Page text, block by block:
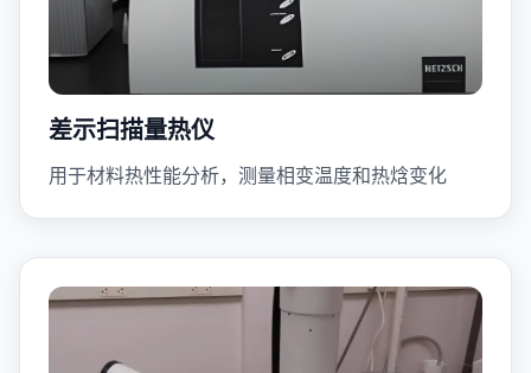
差示扫描量热仪
用于材料热性能分析，测量相变温度和热焓变化